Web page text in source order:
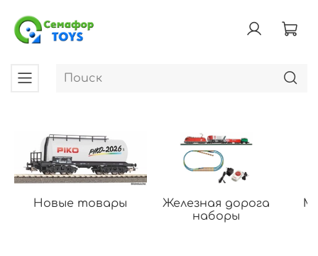
Новые товары
Железная дорога
наборы